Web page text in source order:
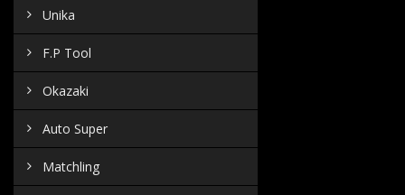
Unika
F.P Tool
Okazaki
Auto Super
Matchling